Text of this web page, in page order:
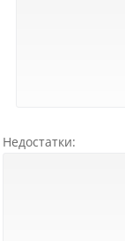
Недостатки: